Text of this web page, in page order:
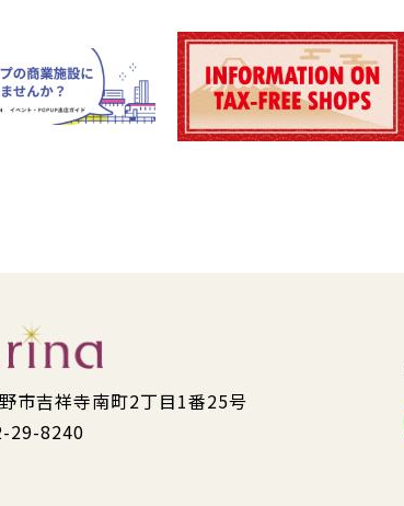
市吉祥寺南町2丁目1番25号
29-8240